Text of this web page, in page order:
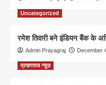
Uncategorized
रमेश तिवारी बने इंडियन बैंक के
Admin Prayagraj December
प्रयागराज न्यूज़